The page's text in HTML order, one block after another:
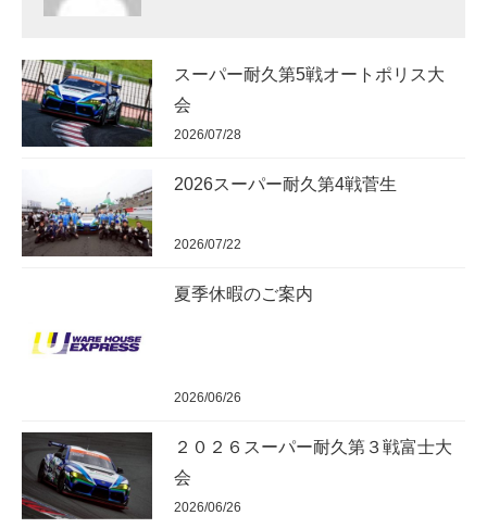
スーパー耐久第5戦オートポリス大
会
2026/07/28
2026スーパー耐久第4戦菅生
2026/07/22
夏季休暇のご案内
2026/06/26
２０２６スーパー耐久第３戦富士大
会
2026/06/26